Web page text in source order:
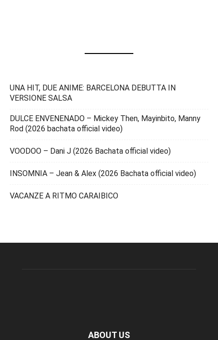
UNA HIT, DUE ANIME: BARCELONA DEBUTTA IN
VERSIONE SALSA
DULCE ENVENENADO – Mickey Then, Mayinbito, Manny
Rod (2026 bachata official video)
VOODOO – Dani J (2026 Bachata official video)
INSOMNIA – Jean & Alex (2026 Bachata official video)
VACANZE A RITMO CARAIBICO
ABOUT US